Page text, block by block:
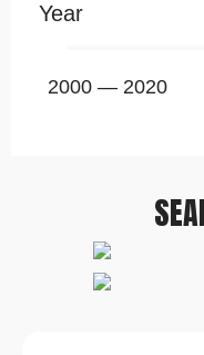
Year
2000 — 2020